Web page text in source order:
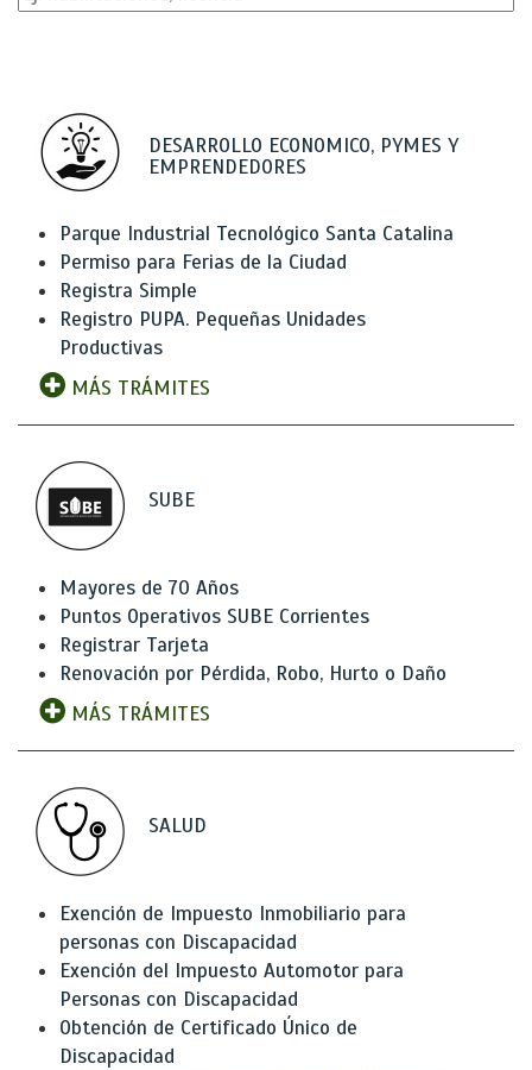
DESARROLLO ECONOMICO, PYMES Y
EMPRENDEDORES
Parque Industrial Tecnológico Santa Catalina
Permiso para Ferias de la Ciudad
Registra Simple
Registro PUPA. Pequeñas Unidades
Productivas
MÁS TRÁMITES
SUBE
Mayores de 70 Años
Puntos Operativos SUBE Corrientes
Registrar Tarjeta
Renovación por Pérdida, Robo, Hurto o Daño
MÁS TRÁMITES
SALUD
Exención de Impuesto Inmobiliario para
personas con Discapacidad
Exención del Impuesto Automotor para
Personas con Discapacidad
Obtención de Certificado Único de
Discapacidad